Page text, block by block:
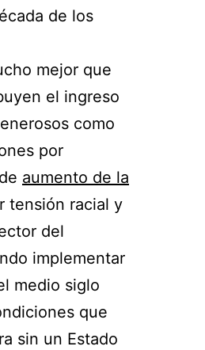
de los
mejor que
el ingreso
como
por
aumento de la
tensión racial y
del
implementar
medio siglo
que
sin un Estado